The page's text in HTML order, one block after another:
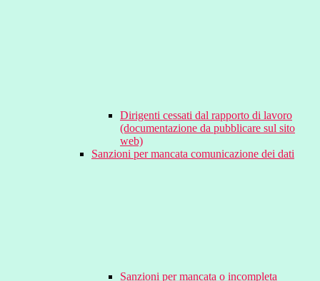
Dirigenti cessati dal rapporto di lavoro
(documentazione da pubblicare sul sito
web)
Sanzioni per mancata comunicazione dei dati
Sanzioni per mancata o incompleta